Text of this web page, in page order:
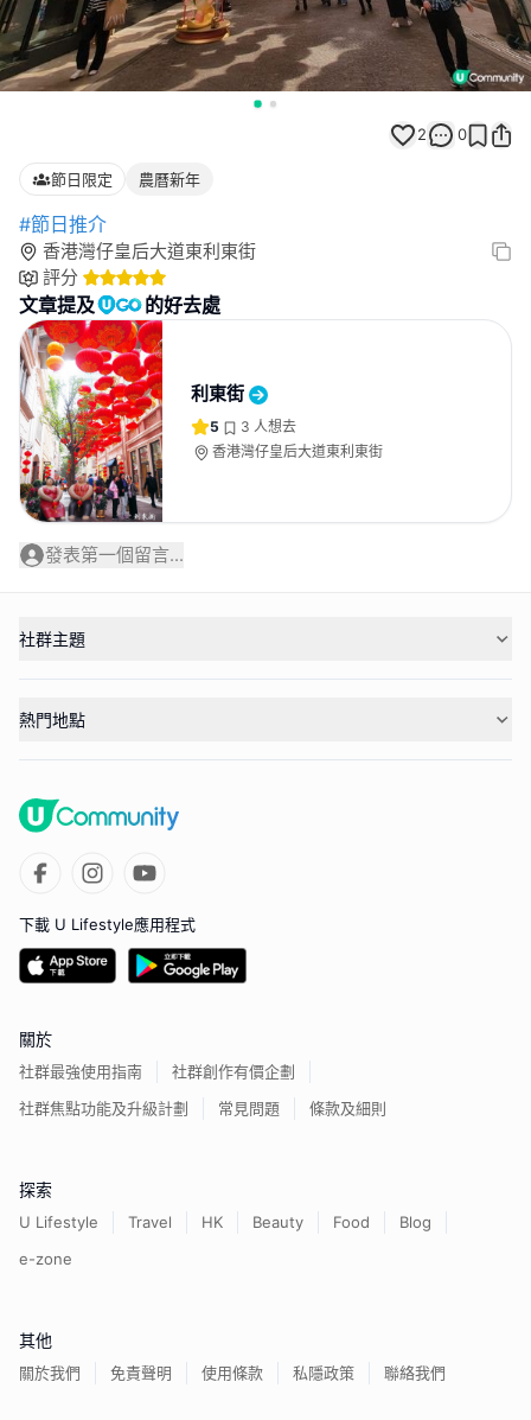
2 0
節日限定 農曆新年
#節日推介
香港灣仔皇后大道東利東街
評分
文章提及 的好去處
利東街
5 3 人想去
香港灣仔皇后大道東利東街
發表第一個留言...
社群主題
熱門地點
下載 U Lifestyle應用程式
關於
社群最強使用指南
社群創作有價企劃
社群焦點功能及升級計劃
常見問題 條款及細則
探索
U Lifestyle Travel HK Beauty Food
Blog
e-zone
其他
關於我們 免責聲明 使用條款 私隱政策 聯絡我們